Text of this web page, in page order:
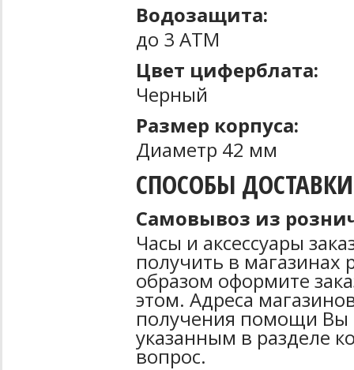
Водозащита:
до 3 ATM
Цвет циферблата:
Черный
Размер корпуса:
Диаметр 42 мм
СПОСОБЫ
Самовывоз из
Часы и аксессуары
получить в магазинах
образом оформите
этом. Адреса
получения помощи Вы
указанным в разделе
вопрос.